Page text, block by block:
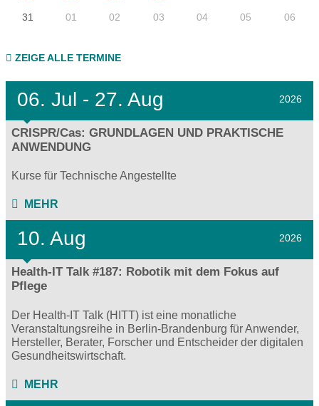
31 01 02 03 04 05 06
ZEIGE ALLE TERMINE
06. Jul - 27. Aug 2026
CRISPR/Cas: GRUNDLAGEN UND PRAKTISCHE
ANWENDUNG
Kurse für Technische Angestellte
MEHR
10. Aug 2026
Health-IT Talk #187: Robotik mit dem Fokus auf
Pflege
Der Health-IT Talk (HITT) ist eine monatliche
Veranstaltungsreihe in Berlin-Brandenburg für Anwender,
Hersteller, Berater, Forscher und Entscheider der digitalen
Gesundheitswirtschaft.
MEHR